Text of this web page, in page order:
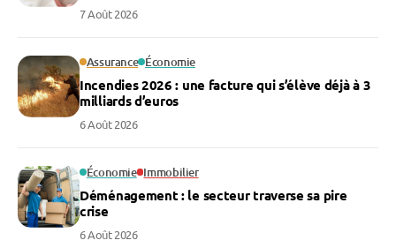
7 Août 2026
Assurance Économie
Incendies 2026 : une facture qui s’élève déjà à 3
milliards d’euros
6 Août 2026
Économie Immobilier
Déménagement : le secteur traverse sa pire
crise
6 Août 2026